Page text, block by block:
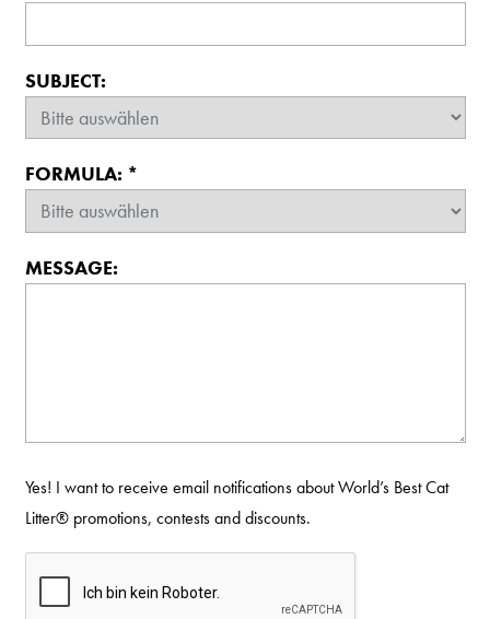
SUBJECT:
FORMULA: *
MESSAGE:
Yes! I want to receive email notifications about World’s Best Cat
Litter®️ promotions, contests and discounts.